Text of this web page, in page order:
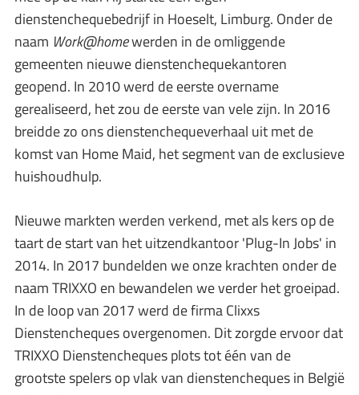
dienstenchequebedrijf in Hoeselt, Limburg. Onder de
naam Work@homewerden in de omliggende
gemeenten nieuwe dienstenchequekantoren
geopend. In 2010 werd de eerste overname
gerealiseerd, het zou de eerste van vele zijn. In 2016
breidde zo ons dienstenchequeverhaal uit met de
komst van Home Maid, het segment van de exclusieve
huishoudhulp.
Nieuwe markten werden verkend, met als kers op de
taart de start van het uitzendkantoor 'Plug-In Jobs' in
2014. In 2017 bundelden we onze krachten onder de
naam TRIXXO en bewandelen we verder het groeipad.
In de loop van 2017 werd de firma Clixxs
Dienstencheques overgenomen. Dit zorgde ervoor dat
TRIXXO Dienstencheques plots tot één van de
grootste spelers op vlak van dienstencheques in België